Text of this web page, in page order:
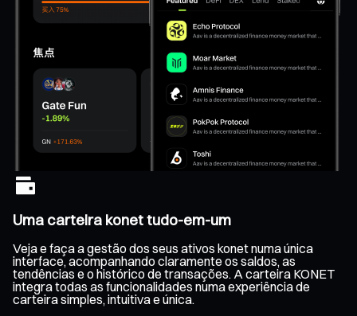
Uma carteira konet tudo-em-um
Veja e faça a gestão dos seus ativos konet numa única
interface, acompanhando claramente os saldos, as
tendências e o histórico de transações. A carteira KONET
integra todas as funcionalidades numa experiência de
carteira simples, intuitiva e única.